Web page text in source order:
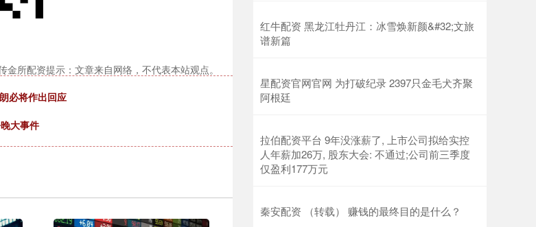
金所配资提示：文章来自网络，不代表本站观点。
必将作出回应
大事件
红牛配资 黑龙江牡丹江：冰雪焕新颜&#32;文旅
谱新篇
星配资官网官网 为打破纪录 2397只金毛犬齐聚
阿根廷
拉伯配资平台 9年没涨薪了, 上市公司拟给实控
人年薪加26万, 股东大会: 不通过;公司前三季度
仅盈利177万元
秦安配资 （转载） 赚钱的最终目的是什么？